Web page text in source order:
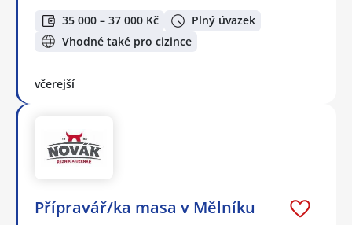
35 000 – 37 000 Kč
Plný úvazek
Vhodné také pro cizince
včerejší
Přípravář/ka masa v Mělníku